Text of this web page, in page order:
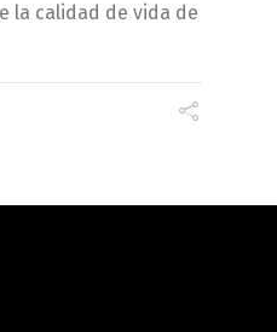
la calidad de vida de